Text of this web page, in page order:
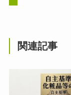
関連記事